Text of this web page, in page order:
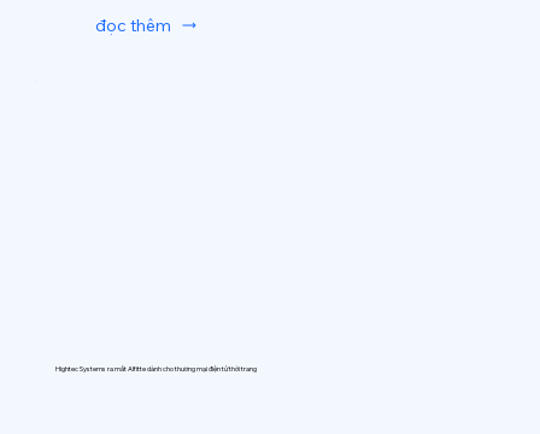
đọc thêm
Hightec Systems ra mắt AIfitte dành cho thương mại điện tử thời trang